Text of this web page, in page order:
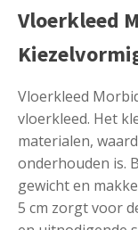
Vloerkleed
Vloerkleed
vloerkleed. Het
materialen,
onderhouden is.
gewicht en
5 cm zorgt voor